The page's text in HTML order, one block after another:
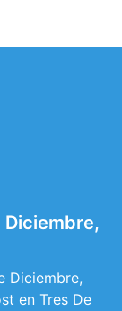
Diciembre,
Diciembre,
en Tres De